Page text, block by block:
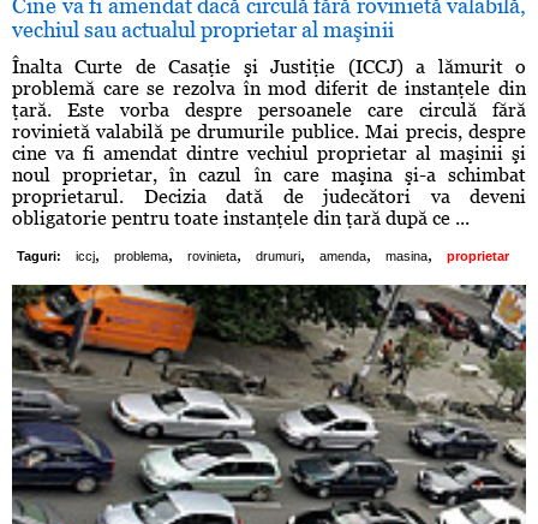
Cine va fi amendat dacă circulă fără rovinietă valabilă,
vechiul sau actualul proprietar al maşinii
Înalta Curte de Casaţie şi Justiţie (ICCJ) a lămurit o
problemă care se rezolva în mod diferit de instanţele din
ţară. Este vorba despre persoanele care circulă fără
rovinietă valabilă pe drumurile publice. Mai precis, despre
cine va fi amendat dintre vechiul proprietar al maşinii şi
noul proprietar, în cazul în care maşina şi-a schimbat
proprietarul. Decizia dată de judecători va deveni
obligatorie pentru toate instanţele din ţară după ce ...
Taguri: iccj, problema, rovinieta, drumuri, amenda, masina, proprietar